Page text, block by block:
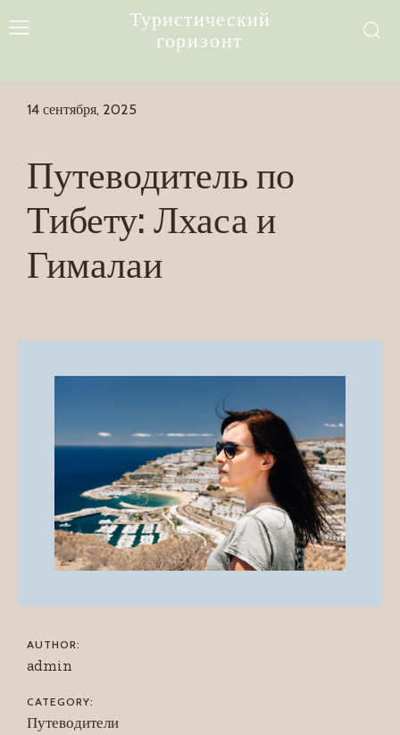
Туристический
горизонт
Путеводитель по
Тибету: Лхаса и
Гималаи
14 сентября, 2025
AUTHOR:
admin
CATEGORY:
Путеводители